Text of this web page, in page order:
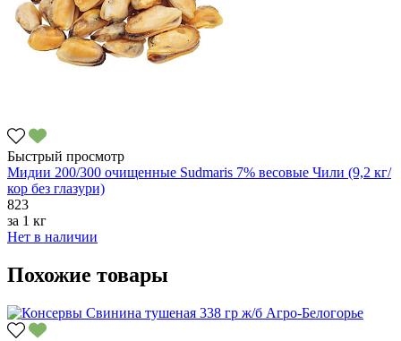
Быстрый просмотр
Мидии 200/300 очищенные Sudmaris 7% весовые Чили (9,2 кг/
кор без глазури)
823
за 1 кг
Нет в наличии
Похожие товары